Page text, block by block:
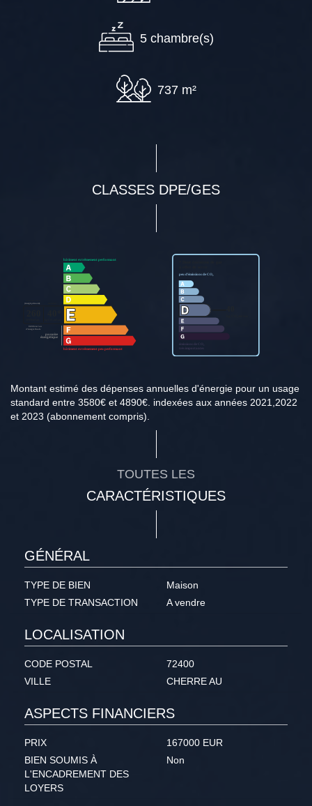
5 chambre(s)
737 m²
CLASSES DPE/GES
Montant estimé des dépenses annuelles d'énergie pour un usage
standard entre 3580€ et 4890€. indexées aux années 2021,2022
et 2023 (abonnement compris).
TOUTES LES
CARACTÉRISTIQUES
GÉNÉRAL
TYPE DE BIEN
Maison
TYPE DE TRANSACTION
A vendre
LOCALISATION
CODE POSTAL
72400
VILLE
CHERRE AU
ASPECTS FINANCIERS
PRIX
167000 EUR
BIEN SOUMIS À
L'ENCADREMENT DES
LOYERS
Non